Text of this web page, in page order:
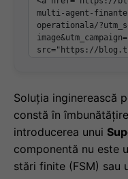
Soluția inginerească
constă în
introducerea unui
componentă nu este
stări finite (FSM) sau